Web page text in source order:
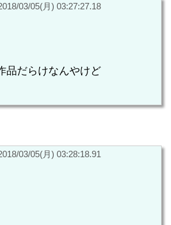
03/05(月) 03:27:27.18
品だらけなんやけど
03/05(月) 03:28:18.91